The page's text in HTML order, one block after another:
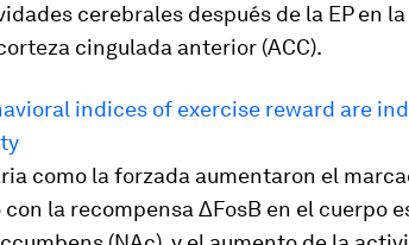
cerebrales después de la EP en
cingulada anterior (ACC).
indices of exercise reward are
como la forzada aumentaron el
la recompensa ΔFosB en el cuerpo